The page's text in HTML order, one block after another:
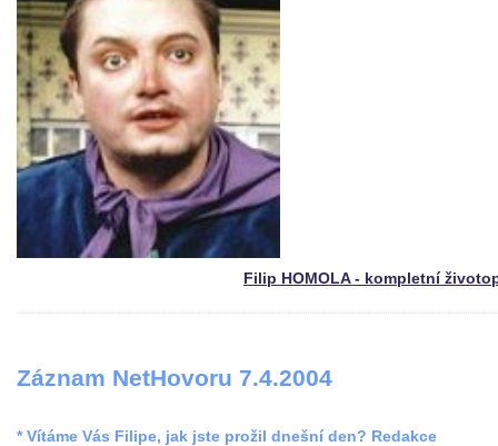
Filip HOMOLA - kompletní
Záznam NetHovoru 7.4.2004
* Vítáme Vás Filipe, jak jste prožil dnešní den? Redakce